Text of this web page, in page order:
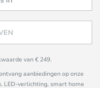
van € 249.
aanbiedingen op onze
LED-verlichting, smart home